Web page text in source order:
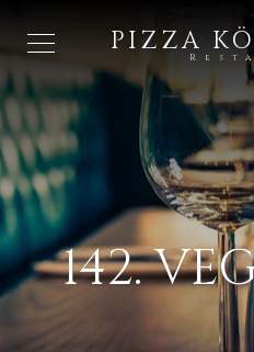
PIZZA
142.